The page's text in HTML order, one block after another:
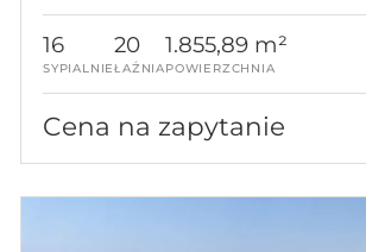
16
SYPIALNIE
20
ŁAŹNIA
1.855,89 m²
POWIERZCHNIA
Cena na zapytanie